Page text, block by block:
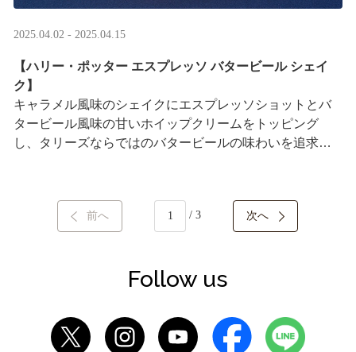
2025.04.02 - 2025.04.15
【ハリー・ポッター エスプレッソ バタービール シェイ
ク】
キャラメル風味のシェイクにエスプレッソショットとバ
タービール風味の甘いホイップクリームをトッピング
し、タリーズならではのバタービールの味わいを追求し
前へ / 3 次へ
Follow us